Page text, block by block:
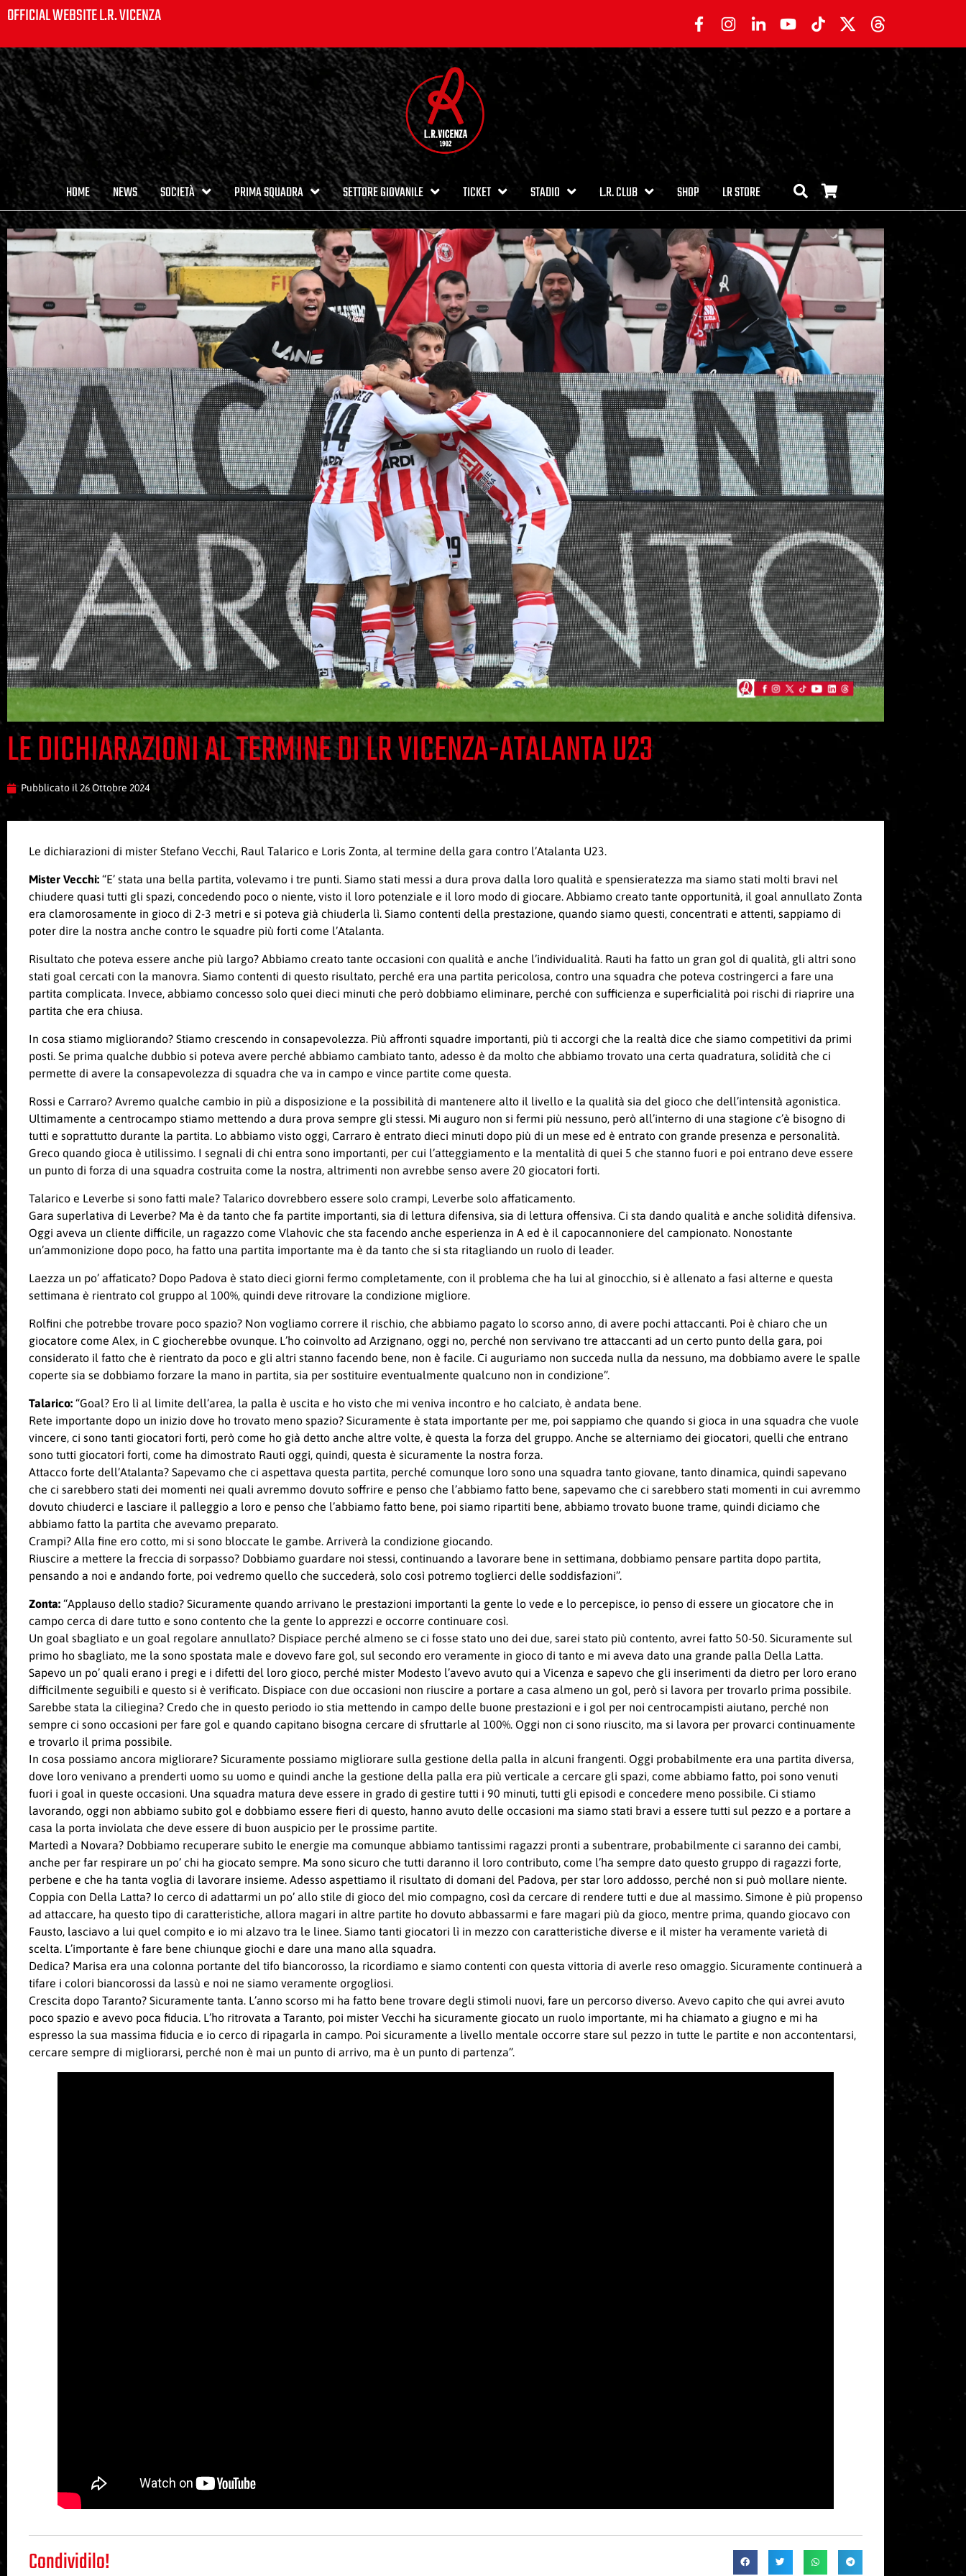
OFFICIAL WEBSITE L.R. VICENZA
HOME NEWS SOCIETÀ PRIMA SQUADRA SETTORE GIOVANILE TICKET STADIO L.R. CLUB SHOP LR STORE
LE DICHIARAZIONI AL TERMINE DI LR VICENZA-ATALANTA U23
Pubblicato il26 Ottobre 2024
Le dichiarazioni di mister Stefano Vecchi, Raul Talarico e Loris Zonta, al termine della gara contro l’Atalanta U23.
Mister Vecchi: “E’ stata una bella partita, volevamo i tre punti. Siamo stati messi a dura prova dalla loro qualità e spensieratezza ma siamo stati molti bravi nel
chiudere quasi tutti gli spazi, concedendo poco o niente, visto il loro potenziale e il loro modo di giocare. Abbiamo creato tante opportunità, il goal annullato Zonta
era clamorosamente in gioco di 2-3 metri e si poteva già chiuderla lì. Siamo contenti della prestazione, quando siamo questi, concentrati e attenti, sappiamo di
poter dire la nostra anche contro le squadre più forti come l’Atalanta.
Risultato che poteva essere anche più largo? Abbiamo creato tante occasioni con qualità e anche l’individualità. Rauti ha fatto un gran gol di qualità, gli altri sono
stati goal cercati con la manovra. Siamo contenti di questo risultato, perché era una partita pericolosa, contro una squadra che poteva costringerci a fare una
partita complicata. Invece, abbiamo concesso solo quei dieci minuti che però dobbiamo eliminare, perché con sufficienza e superficialità poi rischi di riaprire una
partita che era chiusa.
In cosa stiamo migliorando? Stiamo crescendo in consapevolezza. Più affronti squadre importanti, più ti accorgi che la realtà dice che siamo competitivi da primi
posti. Se prima qualche dubbio si poteva avere perché abbiamo cambiato tanto, adesso è da molto che abbiamo trovato una certa quadratura, solidità che ci
permette di avere la consapevolezza di squadra che va in campo e vince partite come questa.
Rossi e Carraro? Avremo qualche cambio in più a disposizione e la possibilità di mantenere alto il livello e la qualità sia del gioco che dell’intensità agonistica.
Ultimamente a centrocampo stiamo mettendo a dura prova sempre gli stessi. Mi auguro non si fermi più nessuno, però all’interno di una stagione c’è bisogno di
tutti e soprattutto durante la partita. Lo abbiamo visto oggi, Carraro è entrato dieci minuti dopo più di un mese ed è entrato con grande presenza e personalità.
Greco quando gioca è utilissimo. I segnali di chi entra sono importanti, per cui l’atteggiamento e la mentalità di quei 5 che stanno fuori e poi entrano deve essere
un punto di forza di una squadra costruita come la nostra, altrimenti non avrebbe senso avere 20 giocatori forti.
Talarico e Leverbe si sono fatti male? Talarico dovrebbero essere solo crampi, Leverbe solo affaticamento.
Gara superlativa di Leverbe? Ma è da tanto che fa partite importanti, sia di lettura difensiva, sia di lettura offensiva. Ci sta dando qualità e anche solidità difensiva.
Oggi aveva un cliente difficile, un ragazzo come Vlahovic che sta facendo anche esperienza in A ed è il capocannoniere del campionato. Nonostante
un’ammonizione dopo poco, ha fatto una partita importante ma è da tanto che si sta ritagliando un ruolo di leader.
Laezza un po’ affaticato? Dopo Padova è stato dieci giorni fermo completamente, con il problema che ha lui al ginocchio, si è allenato a fasi alterne e questa
settimana è rientrato col gruppo al 100%, quindi deve ritrovare la condizione migliore.
Rolfini che potrebbe trovare poco spazio? Non vogliamo correre il rischio, che abbiamo pagato lo scorso anno, di avere pochi attaccanti. Poi è chiaro che un
giocatore come Alex, in C giocherebbe ovunque. L’ho coinvolto ad Arzignano, oggi no, perché non servivano tre attaccanti ad un certo punto della gara, poi
considerato il fatto che è rientrato da poco e gli altri stanno facendo bene, non è facile. Ci auguriamo non succeda nulla da nessuno, ma dobbiamo avere le spalle
coperte sia se dobbiamo forzare la mano in partita, sia per sostituire eventualmente qualcuno non in condizione”.
Talarico: “Goal? Ero lì al limite dell’area, la palla è uscita e ho visto che mi veniva incontro e ho calciato, è andata bene.
Rete importante dopo un inizio dove ho trovato meno spazio? Sicuramente è stata importante per me, poi sappiamo che quando si gioca in una squadra che vuole
vincere, ci sono tanti giocatori forti, però come ho già detto anche altre volte, è questa la forza del gruppo. Anche se alterniamo dei giocatori, quelli che entrano
sono tutti giocatori forti, come ha dimostrato Rauti oggi, quindi, questa è sicuramente la nostra forza.
Attacco forte dell’Atalanta? Sapevamo che ci aspettava questa partita, perché comunque loro sono una squadra tanto giovane, tanto dinamica, quindi sapevano
che ci sarebbero stati dei momenti nei quali avremmo dovuto soffrire e penso che l’abbiamo fatto bene, sapevamo che ci sarebbero stati momenti in cui avremmo
dovuto chiuderci e lasciare il palleggio a loro e penso che l’abbiamo fatto bene, poi siamo ripartiti bene, abbiamo trovato buone trame, quindi diciamo che
abbiamo fatto la partita che avevamo preparato.
Crampi? Alla fine ero cotto, mi si sono bloccate le gambe. Arriverà la condizione giocando.
Riuscire a mettere la freccia di sorpasso? Dobbiamo guardare noi stessi, continuando a lavorare bene in settimana, dobbiamo pensare partita dopo partita,
pensando a noi e andando forte, poi vedremo quello che succederà, solo così potremo toglierci delle soddisfazioni”.
Zonta: “Applauso dello stadio? Sicuramente quando arrivano le prestazioni importanti la gente lo vede e lo percepisce, io penso di essere un giocatore che in
campo cerca di dare tutto e sono contento che la gente lo apprezzi e occorre continuare così.
Un goal sbagliato e un goal regolare annullato? Dispiace perché almeno se ci fosse stato uno dei due, sarei stato più contento, avrei fatto 50-50. Sicuramente sul
primo ho sbagliato, me la sono spostata male e dovevo fare gol, sul secondo ero veramente in gioco di tanto e mi aveva dato una grande palla Della Latta.
Sapevo un po’ quali erano i pregi e i difetti del loro gioco, perché mister Modesto l’avevo avuto qui a Vicenza e sapevo che gli inserimenti da dietro per loro erano
difficilmente seguibili e questo si è verificato. Dispiace con due occasioni non riuscire a portare a casa almeno un gol, però si lavora per trovarlo prima possibile.
Sarebbe stata la ciliegina? Credo che in questo periodo io stia mettendo in campo delle buone prestazioni e i gol per noi centrocampisti aiutano, perché non
sempre ci sono occasioni per fare gol e quando capitano bisogna cercare di sfruttarle al 100%. Oggi non ci sono riuscito, ma si lavora per provarci continuamente
e trovarlo il prima possibile.
In cosa possiamo ancora migliorare? Sicuramente possiamo migliorare sulla gestione della palla in alcuni frangenti. Oggi probabilmente era una partita diversa,
dove loro venivano a prenderti uomo su uomo e quindi anche la gestione della palla era più verticale a cercare gli spazi, come abbiamo fatto, poi sono venuti
fuori i goal in queste occasioni. Una squadra matura deve essere in grado di gestire tutti i 90 minuti, tutti gli episodi e concedere meno possibile. Ci stiamo
lavorando, oggi non abbiamo subito gol e dobbiamo essere fieri di questo, hanno avuto delle occasioni ma siamo stati bravi a essere tutti sul pezzo e a portare a
casa la porta inviolata che deve essere di buon auspicio per le prossime partite.
Martedì a Novara? Dobbiamo recuperare subito le energie ma comunque abbiamo tantissimi ragazzi pronti a subentrare, probabilmente ci saranno dei cambi,
anche per far respirare un po’ chi ha giocato sempre. Ma sono sicuro che tutti daranno il loro contributo, come l’ha sempre dato questo gruppo di ragazzi forte,
perbene e che ha tanta voglia di lavorare insieme. Adesso aspettiamo il risultato di domani del Padova, per star loro addosso, perché non si può mollare niente.
Coppia con Della Latta? Io cerco di adattarmi un po’ allo stile di gioco del mio compagno, così da cercare di rendere tutti e due al massimo. Simone è più propenso
ad attaccare, ha questo tipo di caratteristiche, allora magari in altre partite ho dovuto abbassarmi e fare magari più da gioco, mentre prima, quando giocavo con
Fausto, lasciavo a lui quel compito e io mi alzavo tra le linee. Siamo tanti giocatori lì in mezzo con caratteristiche diverse e il mister ha veramente varietà di
scelta. L’importante è fare bene chiunque giochi e dare una mano alla squadra.
Dedica? Marisa era una colonna portante del tifo biancorosso, la ricordiamo e siamo contenti con questa vittoria di averle reso omaggio. Sicuramente continuerà a
tifare i colori biancorossi da lassù e noi ne siamo veramente orgogliosi.
Crescita dopo Taranto? Sicuramente tanta. L’anno scorso mi ha fatto bene trovare degli stimoli nuovi, fare un percorso diverso. Avevo capito che qui avrei avuto
poco spazio e avevo poca fiducia. L’ho ritrovata a Taranto, poi mister Vecchi ha sicuramente giocato un ruolo importante, mi ha chiamato a giugno e mi ha
espresso la sua massima fiducia e io cerco di ripagarla in campo. Poi sicuramente a livello mentale occorre stare sul pezzo in tutte le partite e non accontentarsi,
cercare sempre di migliorarsi, perché non è mai un punto di arrivo, ma è un punto di partenza”.
Condividilo!